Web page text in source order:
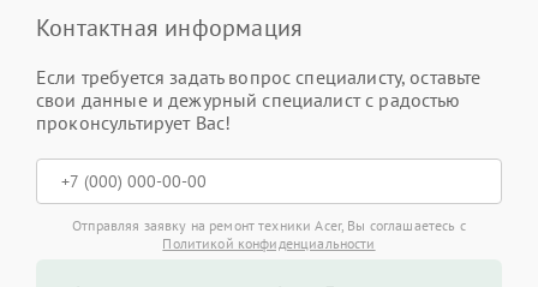
Контактная информация
Если требуется задать вопрос специалисту, оставьте
свои данные и дежурный специалист с радостью
проконсультирует Вас!
Отправляя заявку на ремонт техники Acer, Вы соглашаетесь с
Политикой конфиденциальности